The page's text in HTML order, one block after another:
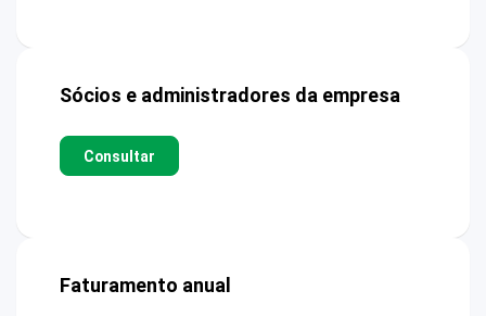
Sócios e administradores da empresa
Consultar
Faturamento anual